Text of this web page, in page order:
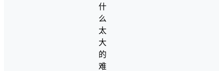
什
么
太
大
的
难